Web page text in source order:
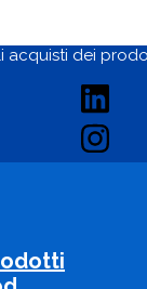
acquisti dei